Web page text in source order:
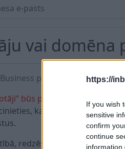
https://
If you wish
sensitive
confirm
continue
information
e-pasts
vai domēna
Business piekļuvi
, lai
būs pieejama tikai pēc
ka tur vairs nav
redzēsiet pogu